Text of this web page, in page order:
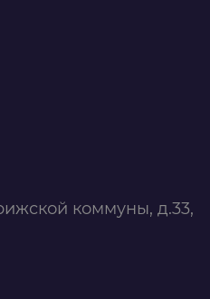
коммуны, д.33,